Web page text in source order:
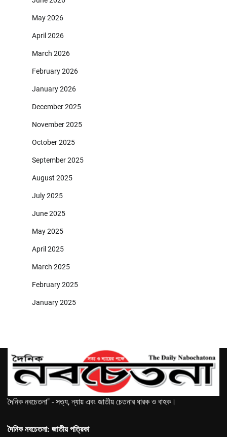
May 2026
April 2026
March 2026
February 2026
January 2026
December 2025
November 2025
October 2025
September 2025
August 2025
July 2025
June 2025
May 2025
April 2025
March 2025
February 2025
January 2025
দৈনিক নবচেতনা" - সত্য, ন্যায় এবং জাতীয় চেতনার ধারক ও বাহক।
দৈনিক নবচেতনা: জাতীয় পত্রিকা